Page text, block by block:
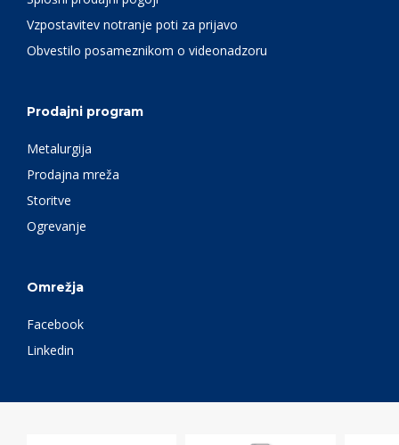
Vzpostavitev notranje poti za prijavo
Obvestilo posameznikom o videonadzoru
Prodajni program
Metalurgija
Prodajna mreža
Storitve
Ogrevanje
Omrežja
Facebook
Linkedin